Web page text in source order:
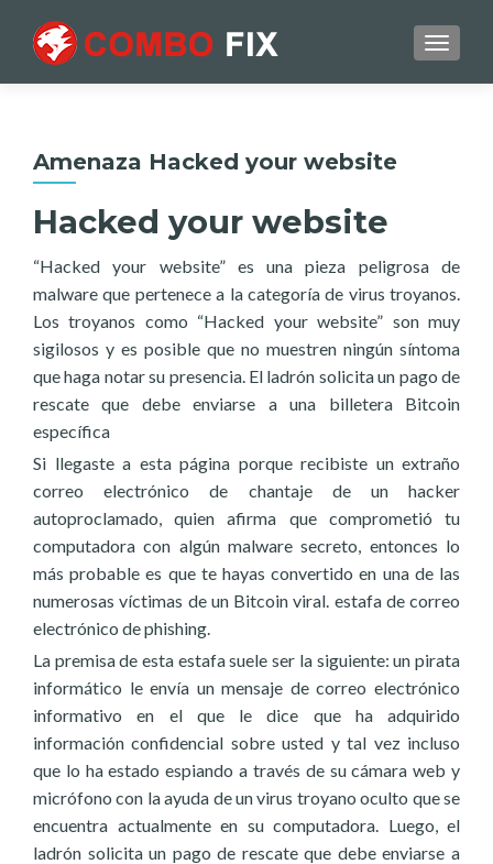
Amenaza Hacked your website
Hacked your website
“Hacked your website” es una pieza peligrosa de
malware que pertenece a la categoría de virus troyanos.
Los troyanos como “Hacked your website” son muy
sigilosos y es posible que no muestren ningún síntoma
que haga notar su presencia. El ladrón solicita un pago de
rescate que debe enviarse a una billetera Bitcoin
específica
Si llegaste a esta página porque recibiste un extraño
correo electrónico de chantaje de un hacker
autoproclamado, quien afirma que comprometió tu
computadora con algún malware secreto, entonces lo
más probable es que te hayas convertido en una de las
numerosas víctimas de un Bitcoin viral. estafa de correo
electrónico de phishing.
La premisa de esta estafa suele ser la siguiente: un pirata
informático le envía un mensaje de correo electrónico
informativo en el que le dice que ha adquirido
información confidencial sobre usted y tal vez incluso
que lo ha estado espiando a través de su cámara web y
micrófono con la ayuda de un virus troyano oculto que se
encuentra actualmente en su computadora. Luego, el
ladrón solicita un pago de rescate que debe enviarse a